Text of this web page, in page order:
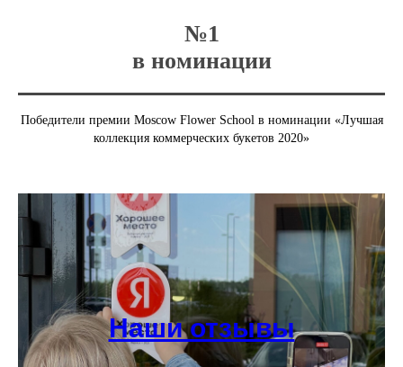
№1
в номинации
Победители премии Moscow Flower School в номинации «Лучшая
коллекция коммерческих букетов 2020»
Наши отзывы